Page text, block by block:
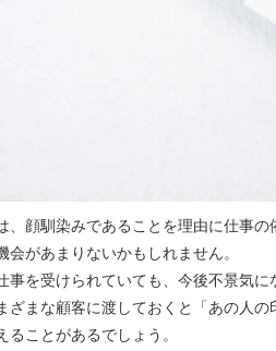
顔馴染みであることを理由に仕事
があまりないかもしれません。
を受けられていても、今後不景気
ざまな顧客に渡しておくと「あの人
ことがあるでしょう。